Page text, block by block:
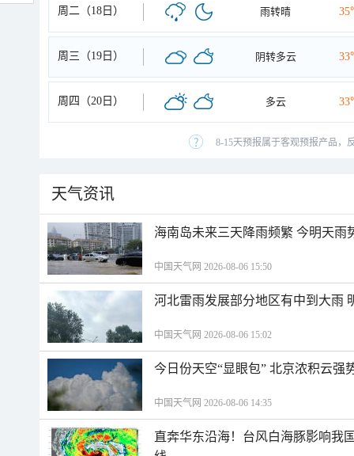
周二（18日） 雨转晴
周三（19日） 阴转多云
周四（20日） 多云
8-15天预报属于客观预报产品，
天气资讯
海南岛未来三天降雨频繁 今明天雨
中国天气网 2026-08-06 15:50
河北雷雨发展部分地区有中到大雨
中国天气网 2026-08-06 15:02
今日份天空“显眼包” 北京浓积云强
中国天气网 2026-08-06 14:35
直奔华东沿海！台风白海豚影响我